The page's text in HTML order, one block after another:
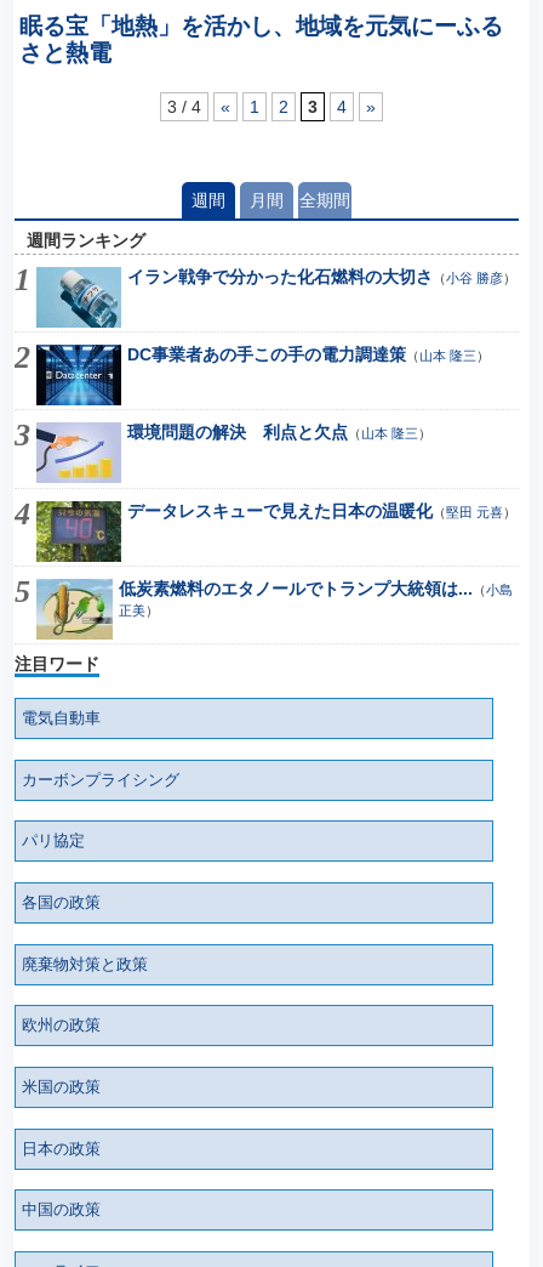
眠る宝「地熱」を活かし、地域を元気にーふる
さと熱電
3 / 4 « 1 2 3 4 »
週間 月間 全期間
週間ランキング
イラン戦争で分かった化石燃料の大切さ
（小谷 勝彦）
DC事業者あの手この手の電力調達策（山本 隆三 ）
環境問題の解決 利点と欠点 （山本 隆三 ）
データレスキューで見えた日本の温暖化（堅田 元喜）
低炭素燃料のエタノールでトランプ大統領は... （小島
正美）
注目ワード
電気自動車
カーボンプライシング
パリ協定
各国の政策
廃棄物対策と政策
欧州の政策
米国の政策
日本の政策
中国の政策